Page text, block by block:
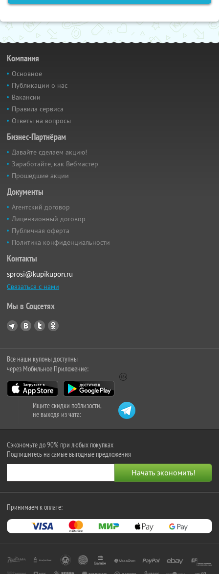
Компания
Основное
Публикации о нас
Вакансии
Правила сервиса
Ответы на вопросы
Бизнес-Партнёрам
Давайте сделаем акцию!
Заработайте, как Вебмастер
Прошедшие акции
Документы
Агентский договор
Лицензионный договор
Публичная оферта
Политика конфиденциальности
Контакты
sprosi@kupikupon.ru
Связаться с нами
Мы в Соцсетях
Все наши купоны доступны
через Мобильное Приложение:
Ищите скидки поблизости,
не выходя из чата:
Сэкономьте до 90% при любых покупках
Подпишитесь на самые выгодные предложения
Принимаем к оплате: